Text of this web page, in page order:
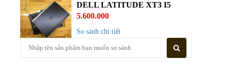
DELL LATITUDE XT3 I5
5.600.000
So sánh chi tiết